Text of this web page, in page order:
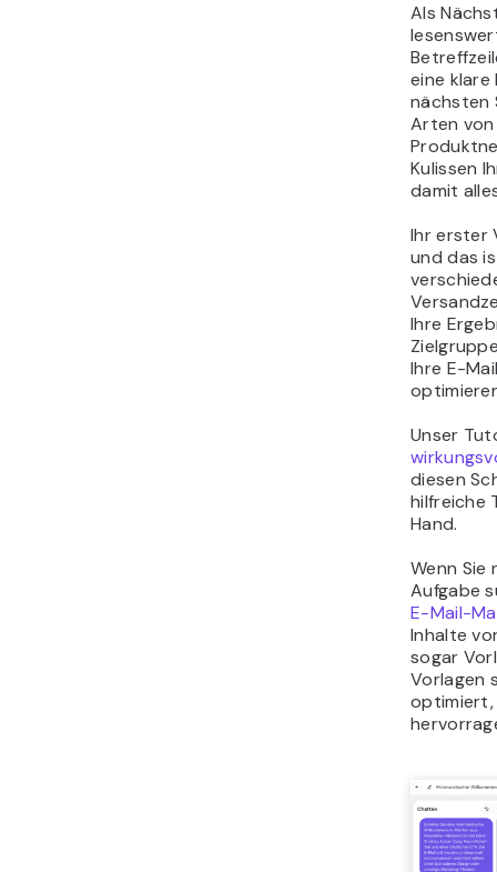
Als
eine klare
nächsten
Arten
Kulissen
damit
Ihr erster
und das
Ihre
Ihre E-
Unser
diesen
hilfreiche
Hand.
Wenn
Aufgabe
E-Mail-
Inhalte
sogar
Vorlagen
optimiert,